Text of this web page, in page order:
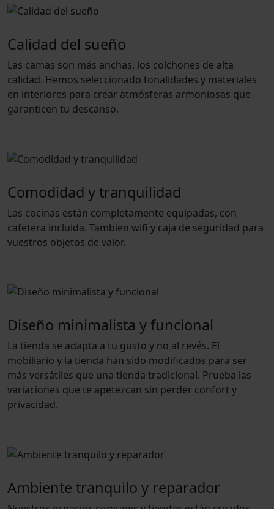
Calidad del sueño
Las camas son más anchas, los colchones de alta
calidad. Hemos seleccionado tonalidades y materiales
en interiores para crear atmósferas armoniosas que
garanticen tu descanso.
Comodidad y tranquilidad
Las cocinas están completamente equipadas, con
cafetera incluida. Tambien wifi y caja de seguridad para
vuestros objetos de valor.
Diseño minimalista y funcional
La tienda se adapta a tu gusto y no al revés. El
mobiliario y la tienda han sido modificados para ser
más versátiles que una tienda tradicional. Prueba las
variaciones que te apetezcan sin perder confort y
privacidad.
Ambiente tranquilo y reparador